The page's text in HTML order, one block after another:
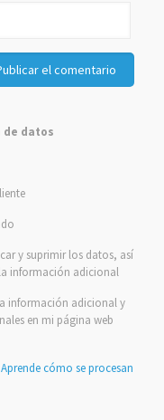
datos
y suprimir los datos, así
información adicional
información adicional y
en mi página web
Aprende cómo se procesan